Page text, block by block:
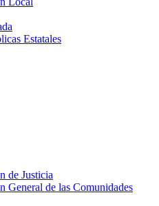
Estatales
de Justicia
General de las Comunidades